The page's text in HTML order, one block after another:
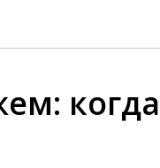
когда